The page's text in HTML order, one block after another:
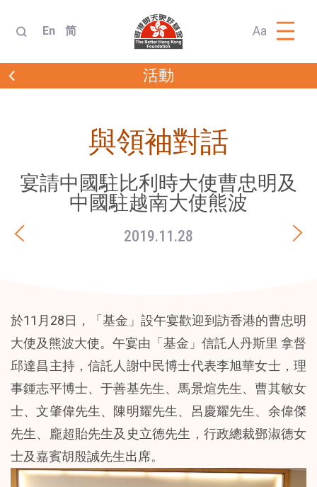
En 简 Aa
活動
與領袖對話
宴請中國駐比利時大使曹忠明及
中國駐越南大使熊波
2019.11.28
於11月28日，「基金」設午宴歡迎到訪香港的曹忠明
大使及熊波大使。午宴由「基金」信託人丹斯里 拿督
邱達昌主持，信託人謝中民博士代表李旭華女士，理
事鍾志平博士、于善基先生、馬景煊先生、曹其敏女
士、文肇偉先生、陳明耀先生、呂慶耀先生、余偉傑
先生、龐超貽先生及史立德先生，行政總裁鄧淑德女
士及嘉賓胡殷誠先生出席。